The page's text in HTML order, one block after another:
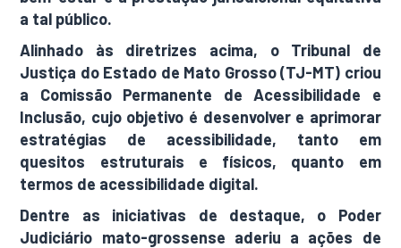
a tal público.
Alinhado às diretrizes acima, o Tribunal de
Justiça do Estado de Mato Grosso (TJ-MT) criou
a Comissão Permanente de Acessibilidade e
Inclusão, cujo objetivo é desenvolver e aprimorar
estratégias de acessibilidade, tanto em
quesitos estruturais e físicos, quanto em
termos de acessibilidade digital.
Dentre as iniciativas de destaque, o Poder
Judiciário mato-grossense aderiu a ações de